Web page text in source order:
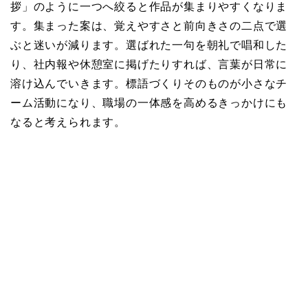
拶」のように一つへ絞ると作品が集まりやすくなりま
す。集まった案は、覚えやすさと前向きさの二点で選
ぶと迷いが減ります。選ばれた一句を朝礼で唱和した
り、社内報や休憩室に掲げたりすれば、言葉が日常に
溶け込んでいきます。標語づくりそのものが小さなチ
ーム活動になり、職場の一体感を高めるきっかけにも
なると考えられます。